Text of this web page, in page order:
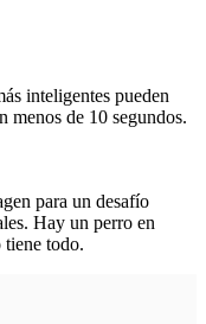
inteligentes pueden
menos de 10 segundos.
para un desafío
Hay un perro en
tiene todo.